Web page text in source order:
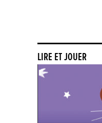
LIRE ET JOUER